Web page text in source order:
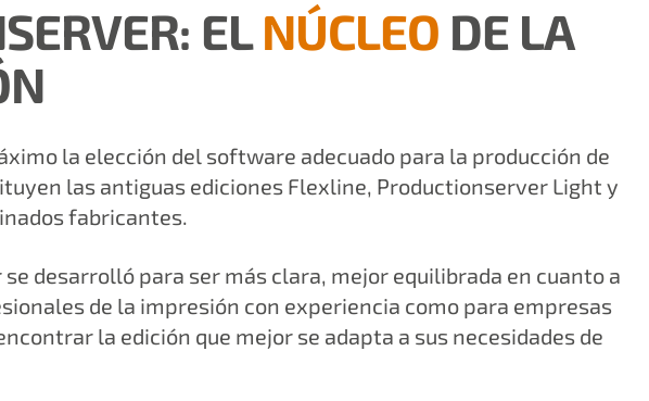
ELNÚCLEO DE LA
la elección del software adecuado para la producción de
las antiguas ediciones Flexline, Productionserver Light y
fabricantes.
desarrolló para ser más clara, mejor equilibrada en cuanto a
de la impresión con experiencia como para empresas
la edición que mejor se adapta a sus necesidades de